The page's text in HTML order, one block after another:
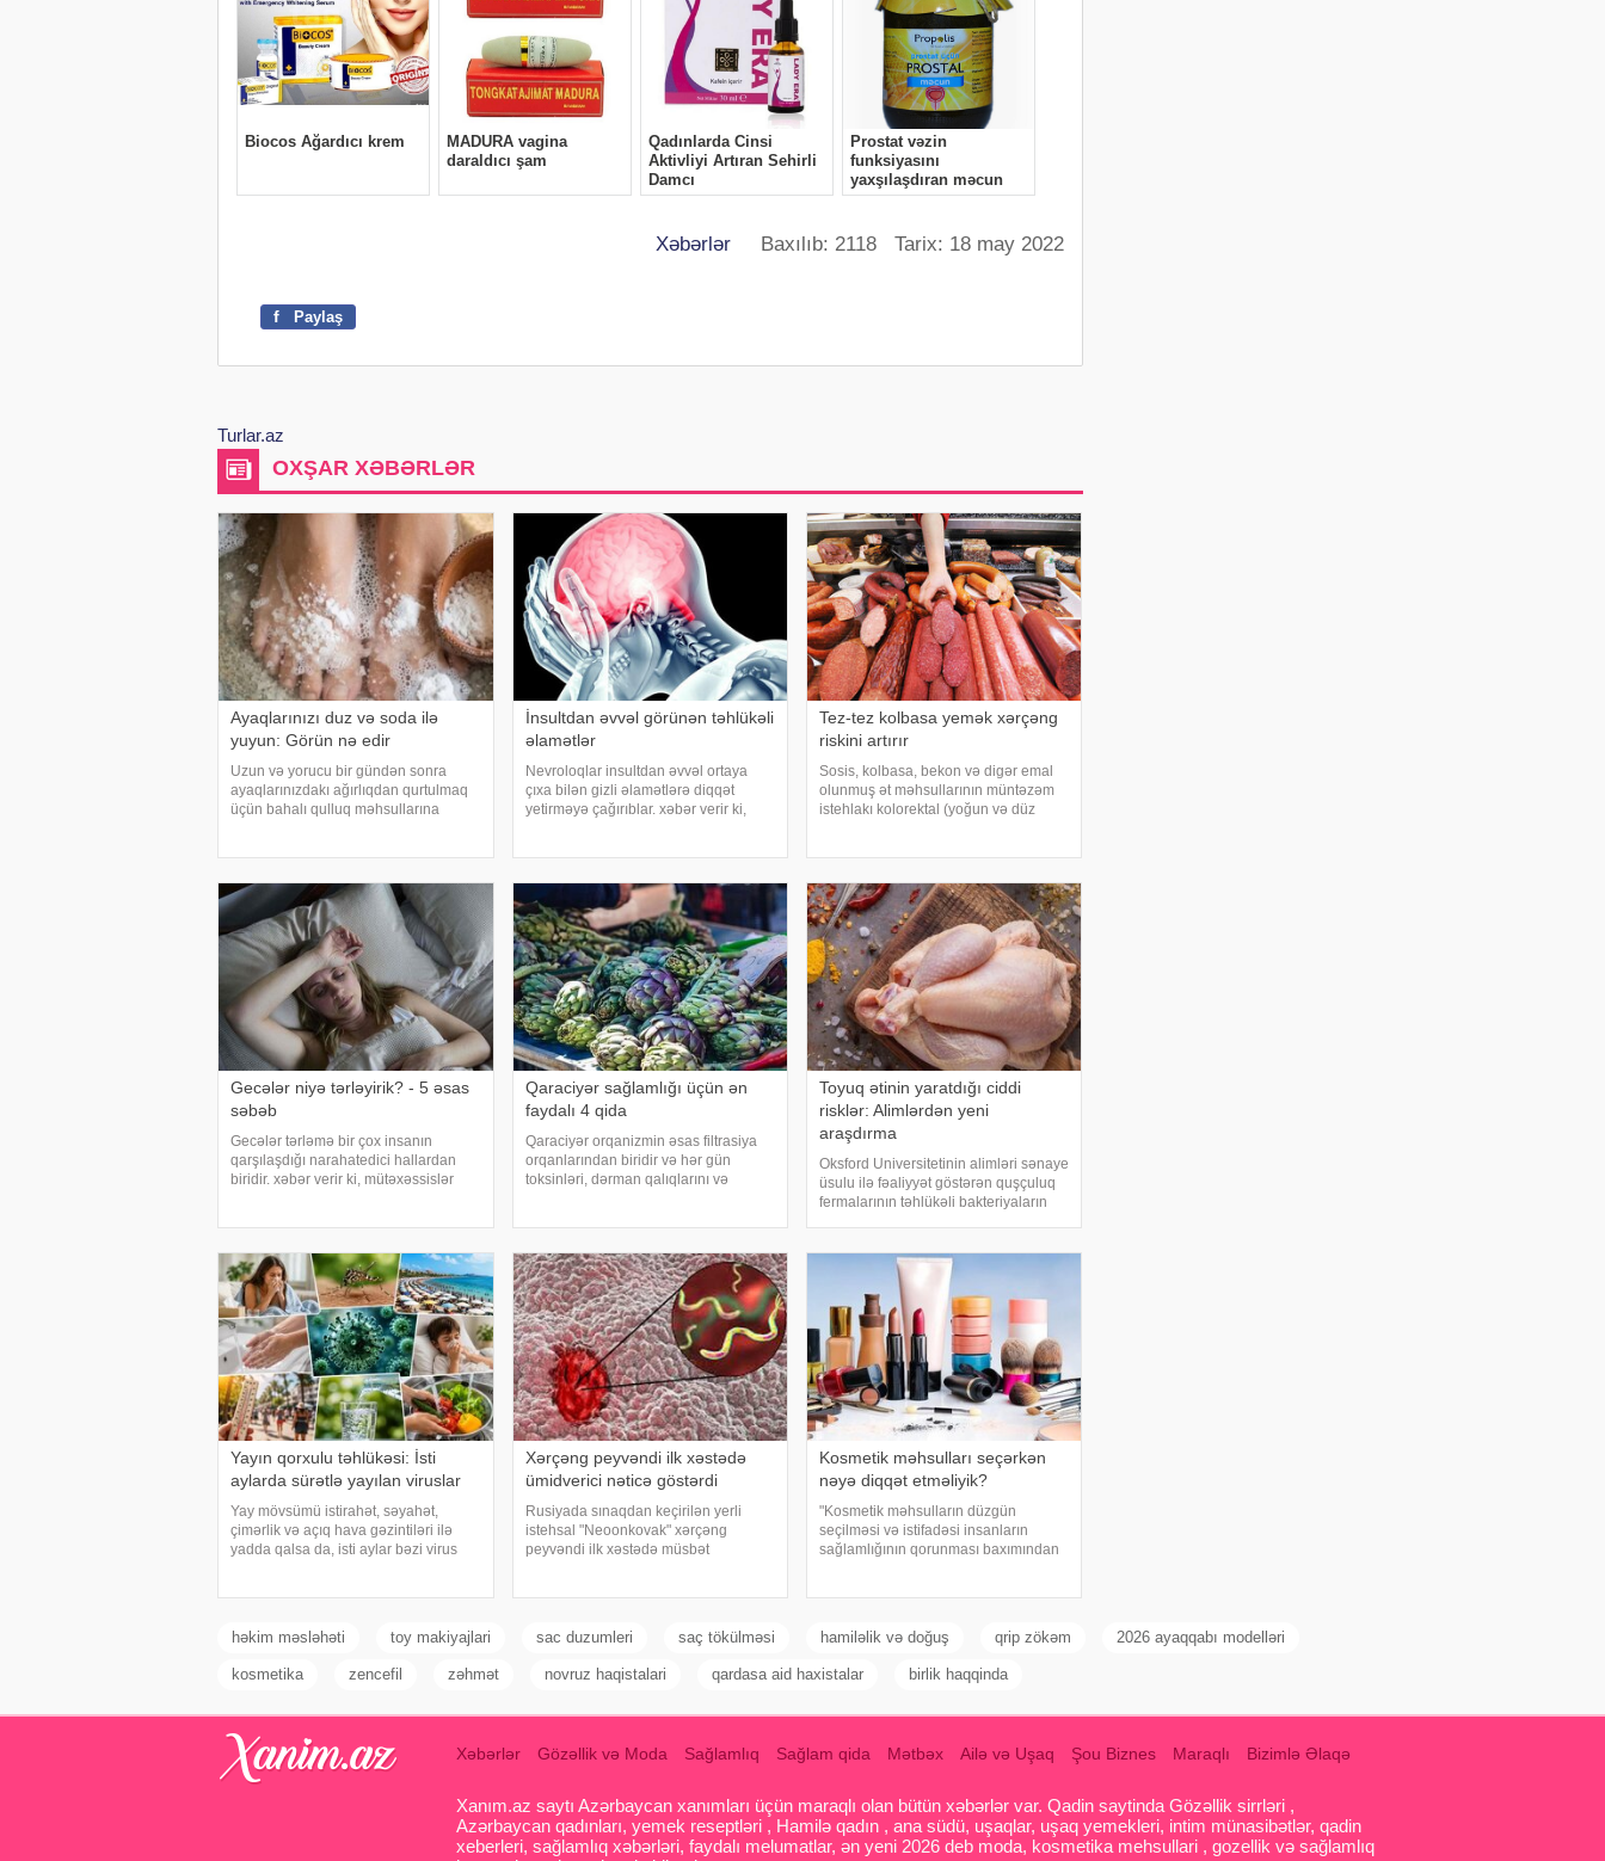
Xəbərlər Baxılıb: 2118 Tarix: 18 may 2022
f Paylaş
Turlar.az
OXŞAR XƏBƏRLƏR
Ayaqlarınızı duz və soda ilə
yuyun: Görün nə edir
Uzun və yorucu bir gündən sonra
ayaqlarınızdakı ağırlıqdan qurtulmaq
üçün bahalı qulluq məhsullarına
çox vax
İnsultdan əvvəl görünən təhlükəli
əlamətlər
Nevroloqlar insultdan əvvəl ortaya
çıxa bilən gizli əlamətlərə diqqət
yetirməyə çağırıblar. xəbər verir ki,
Tez-tez kolbasa yemək xərçəng
riskini artırır
Sosis, kolbasa, bekon və digər emal
olunmuş ət məhsullarının müntəzəm
istehlakı kolorektal (yoğun və düz
Endokrinologiy
Gecələr niyə tərləyirik? - 5 əsas
səbəb
Gecələr tərləmə bir çox insanın
qarşılaşdığı narahatedici hallardan
biridir. xəbər verir ki, mütəxəssislər
əlamət
Qaraciyər sağlamlığı üçün ən
faydalı 4 qida
Qaraciyər orqanizmin əsas filtrasiya
orqanlarından biridir və hər gün
toksinləri, dərman qalıqlarını və
klinikalar
Toyuq ətinin yaratdığı ciddi
risklər: Alimlərdən yeni
araşdırma
Oksford Universitetinin alimləri sənaye
üsulu ilə fəaliyyət göstərən quşçuluq
fermalarının təhlükəli bakteriyaların
araşdırma zamanı son 45 i
Yayın qorxulu təhlükəsi: İsti
aylarda sürətlə yayılan viruslar
Yay mövsümü istirahət, səyahət,
çimərlik və açıq hava gəzintiləri ilə
yadda qalsa da, isti aylar bəzi virus
Xərçəng peyvəndi ilk xəstədə
ümidverici nəticə göstərdi
Rusiyada sınaqdan keçirilən yerli
istehsal "Neoonkovak" xərçəng
peyvəndi ilk xəstədə müsbət
Kosmetik məhsulları seçərkən
nəyə diqqət etməliyik?
"Kosmetik məhsulların düzgün
seçilməsi və istifadəsi insanların
sağlamlığının qorunması baxımından
həkim məsləhəti toy makiyajlari sac duzumleri saç tökülməsi hamiləlik və doğuş qrip zökəm 2026 ayaqqabı modelləri
kosmetika zencefil zəhmət novruz haqistalari qardasa aid haxistalar birlik haqqinda
Xəbərlər Gözəllik və Moda Sağlamlıq Sağlam qida Mətbəx Ailə və Uşaq Şou Biznes Maraqlı Bizimlə Əlaqə
Xanım.az saytı Azərbaycan xanımları üçün maraqlı olan bütün xəbərlər var. Qadin saytinda Gözəllik sirrləri ,
Azərbaycan qadınları, yemek reseptləri , Hamilə qadın , ana südü, uşaqlar, uşaq yemekleri, intim münasibətlər, qadin
xeberleri, sağlamlıq xəbərləri, faydalı melumatlar, ən yeni 2026 deb moda, kosmetika mehsullari , gozellik və sağlamlıq